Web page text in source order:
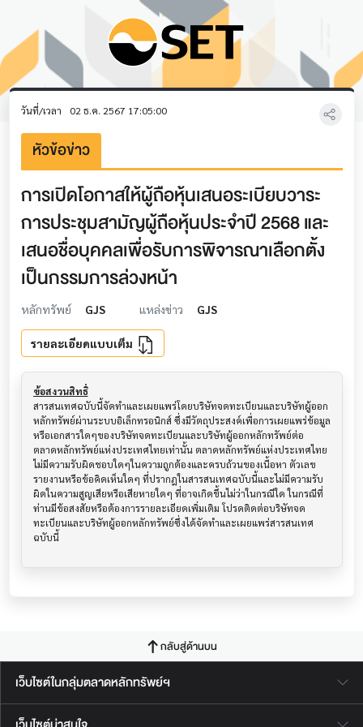
วันที่/เวลา 02 ธ.ค. 2567 17:05:00
หัวข้อข่าว
การเปิดโอกาสให้ผู้ถือหุ้นเสนอระเบียบวาระ
การประชุมสามัญผู้ถือหุ้นประจำปี 2568 และ
เสนอชื่อบุคคลเพื่อรับการพิจารณาเลือกตั้ง
เป็นกรรมการล่วงหน้า
หลักทรัพย์ GJS แหล่งข่าว GJS
รายละเอียดแบบเต็ม
ข้อสงวนสิทธิ์
สารสนเทศฉบับนี้จัดทำและเผยแพร่โดยบริษัทจดทะเบียนและบริษัทผู้ออก
หลักทรัพย์ผ่านระบบอิเล็กทรอนิกส์ ซึ่งมีวัตถุประสงค์เพื่อการเผยแพร่ข้อมูล
หรือเอกสารใดๆของบริษัทจดทะเบียนและบริษัทผู้ออกหลักทรัพย์ต่อ
ตลาดหลักทรัพย์แห่งประเทศไทยเท่านั้น ตลาดหลักทรัพย์แห่งประเทศไทย
ไม่มีความรับผิดชอบใดๆในความถูกต้องและครบถ้วนของเนื้อหา ตัวเลข
รายงานหรือข้อคิดเห็นใดๆ ที่ปรากฎในสารสนเทศฉบับนี้และไม่มีความรับ
ผิดในความสูญเสียหรือเสียหายใดๆ ที่อาจเกิดขึ้นไม่ว่าในกรณีใด ในกรณีที่
ท่านมีข้อสงสัยหรือต้องการรายละเอียดเพิ่มเติม โปรดติดต่อบริษัทจด
ทะเบียนและบริษัทผู้ออกหลักทรัพย์ซึ่งได้จัดทำและเผยแพร่สารสนเทศ
ฉบับนี้
กลับสู่ด้านบน
เว็บไซต์ในกลุ่มตลาดหลักทรัพย์ฯ